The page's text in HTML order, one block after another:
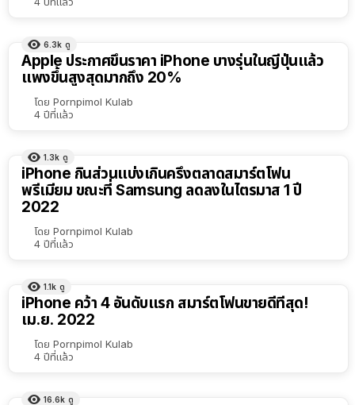
6.3k ดู
Apple ประกาศขึ้นราคา iPhone บางรุ่นในญี่ปุ่นแล้ว
แพงขึ้นสูงสุดมากถึง 20%
โดย Pornpimol Kulab
4 ปีที่แล้ว
1.3k ดู
iPhone กินส่วนแบ่งเกินครึ่งตลาดสมาร์ตโฟน
พรีเมียม ขณะที่ Samsung ลดลงในไตรมาส 1 ปี
2022
โดย Pornpimol Kulab
4 ปีที่แล้ว
1.1k ดู
iPhone คว้า 4 อันดับแรก สมาร์ตโฟนขายดีที่สุด!
เม.ย. 2022
โดย Pornpimol Kulab
4 ปีที่แล้ว
16.6k ดู